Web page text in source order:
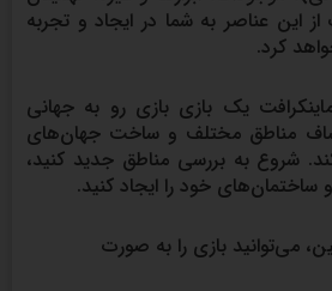
این عناصر به شما در ایجاد و تجربه
کرد.
یک بازی بازی رو به جهانی
مناطق مختلف و ساخت جهان‌های
شروع به بررسی مناطق جدید کنید،
ساختمان‌های خود را ایجاد کنید.